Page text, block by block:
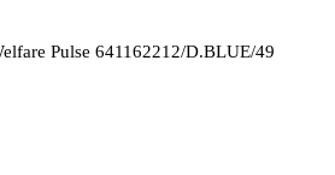
Pulse 641162212/D.BLUE/49